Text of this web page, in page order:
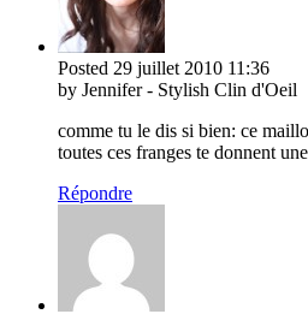
Posted 29 juillet 2010 11:36
by Jennifer - Stylish Clin d'Oeil
comme tu le dis si bien: ce
toutes ces franges te donnent
Répondre